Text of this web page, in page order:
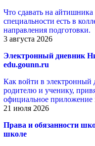
Что сдавать на
специальности есть в
направления подготовки.
3 августа 2026
Электронный дневник
edu.gounn.ru
Как войти в электронный
родителю и ученику,
официальное приложение
21 июля 2026
Права и обязанности
школе